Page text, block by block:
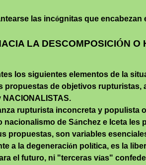
las incógnitas que encabezan
LA DESCOMPOSICIÓN O
los siguientes elementos de la
propuestas de objetivos rupturistas,
NACIONALISTAS.
rupturista inconcreta y populista
nacionalismo de Sánchez e Iceta les
propuestas, son variables
a la degeneración pol ítica, es la
el futuro, ni "terceras vías"